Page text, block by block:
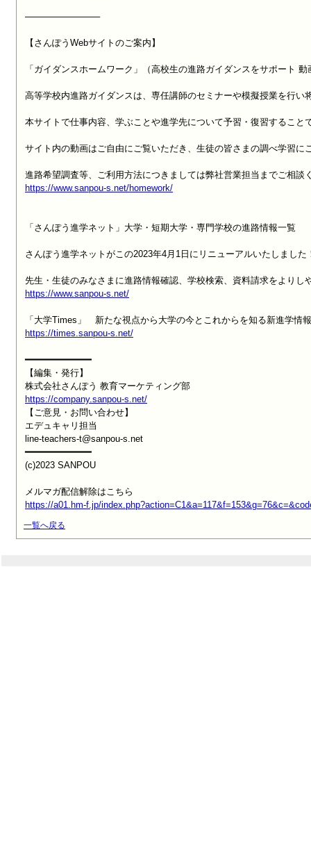
────────────
【さんぽうWebサイトのご案内】
「ガイダンスホームワーク」（高校生の進路ガイダンスをサポート
高等学校内進路ガイダンスは、専任講師のセミナーや模擬授業を行い
本サイトで仕事内容、学ぶことや進学先について予習・復習すること
サイト内の動画はご自由にご覧いただき、生徒の皆さまの調べ学習に
https://www.sanpou-s.net/homework/
「さんぽう進学ネット」大学・短期大学・専門学校の進路情報一覧
さんぽう進学ネットがこの2023年4月1日にリニューアルいたしました
https://www.sanpou-s.net/
https://times.sanpou-s.net/
━━━━━━━━━━━━
【編集・発行】
https://company.sanpou-s.net/
【ご意見・お問い合わせ】
エデュキャリ担当
line-teachers-t@sanpou-s.net
━━━━━━━━━━━━
(c)2023 SANPOU
https://a01.hm-f.jp/
一覧へ戻る